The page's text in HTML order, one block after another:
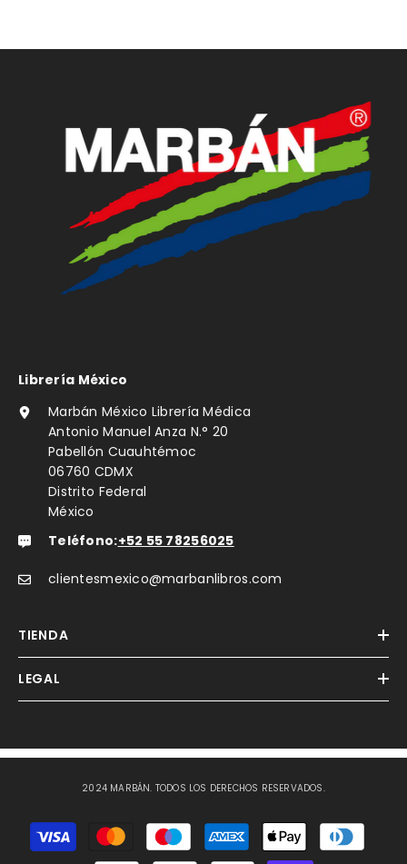
Librería México
Marbán México Librería Médica
Antonio Manuel Anza N.° 20
Pabellón Cuauhtémoc
06760 CDMX
Distrito Federal
México
Teléfono:+52 55 78256025
clientesmexico@marbanlibros.com
TIENDA
LEGAL
2024 MARBÁN. TODOS LOS DERECHOS RESERVADOS.
Métodos
de